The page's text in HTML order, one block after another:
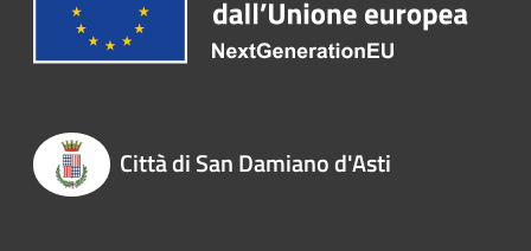
Città di San Damiano d'Asti